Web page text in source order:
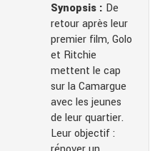
Synopsis : De
retour après leur
premier film, Golo
et Ritchie
mettent le cap
sur la Camargue
avec les jeunes
de leur quartier.
Leur objectif :